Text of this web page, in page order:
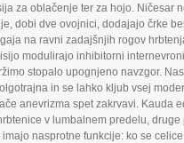
za oblačenje ter za hojo. Ničesar
,dobi dve ovojnici,dodajajo črke
na ravni zadajšnjih rogov
modulirajo inhibitorni
stopalo upognjeno navzgor.
in se lahko kljub vsej
anevrizma spet zakrvavi. Kauda
v lumbalnem predelu,druge
nasprotne funkcije: ko se